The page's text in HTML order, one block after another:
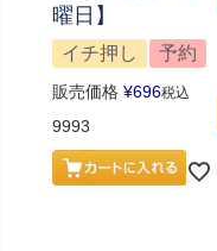
曜日】
イチ押し 予約
販売価格 ¥696税込
9993